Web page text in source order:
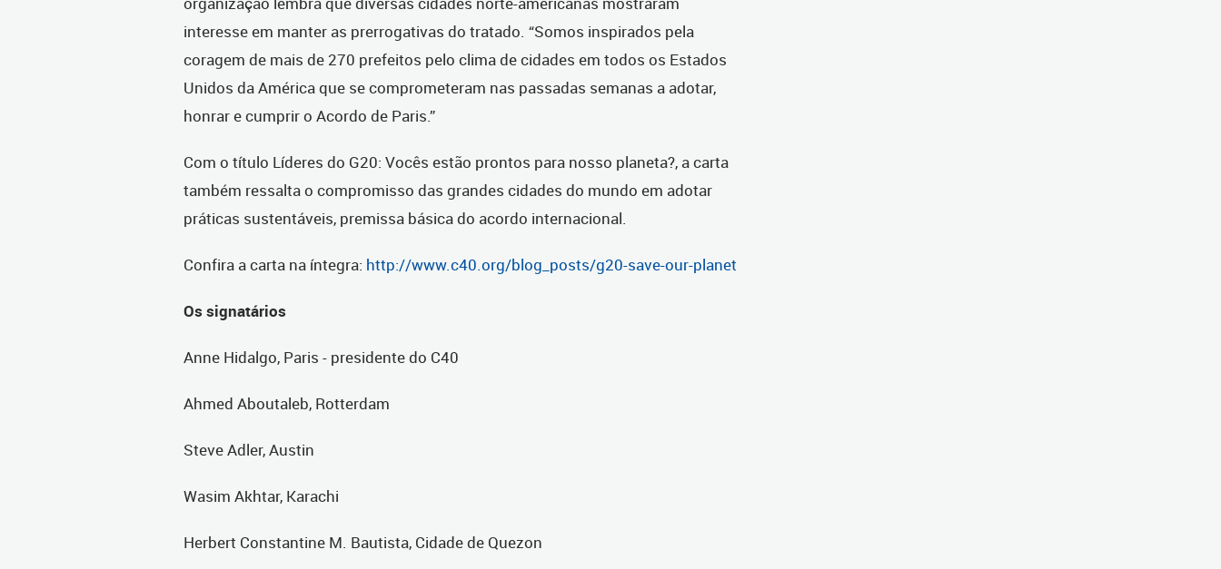
interesse em manter as prerrogativas do tratado. “Somos inspirados pela
coragem de mais de 270 prefeitos pelo clima de cidades em todos os Estados
Unidos da América que se comprometeram nas passadas semanas a adotar,
honrar e cumprir o Acordo de Paris.”
Com o título Líderes do G20: Vocês estão prontos para nosso planeta?, a carta
também ressalta o compromisso das grandes cidades do mundo em adotar
práticas sustentáveis, premissa básica do acordo internacional.
Confira a carta na íntegra: http://www.c40.org/blog_posts/g20-save-our-planet
Os signatários
Anne Hidalgo, Paris - presidente do C40
Ahmed Aboutaleb, Rotterdam
Steve Adler, Austin
Wasim Akhtar, Karachi
Herbert Constantine M. Bautista, Cidade de Quezon